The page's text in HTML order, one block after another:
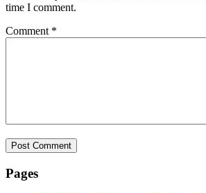
time I comment.
Comment *
Pages